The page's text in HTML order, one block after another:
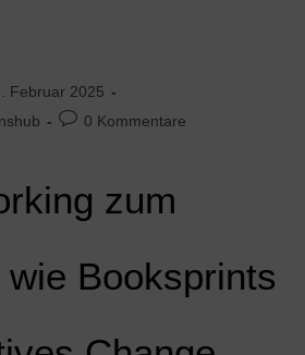
Februar 2025
0 Kommentare
zum
Booksprints